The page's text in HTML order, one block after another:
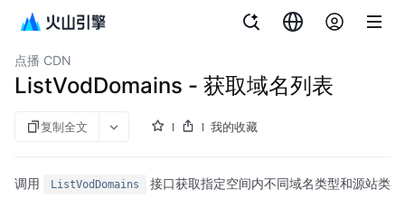
视频点播
点播 CDN
ListVodDomains - 获取域名列表
复制全文 我的收藏
调用 ListVodDomains
接口获取指定空间内不同域名类型和源站类